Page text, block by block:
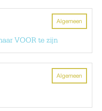
Algemeen
VOOR te zijn
Algemeen